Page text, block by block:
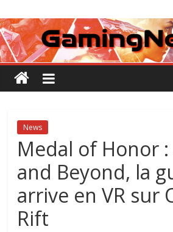
au
contenu
Tests
et
Actu
des
vidéo
News
Medal of Honor
and Beyond, la
arrive en VR sur
Rift